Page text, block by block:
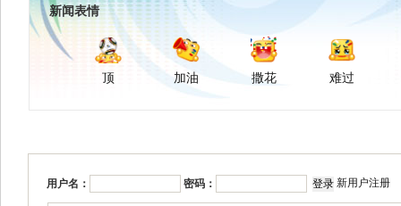
新闻表情
顶 加油 撒花 难过
用户名： 密码： 新用户注册